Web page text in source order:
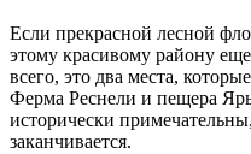
Если прекрасной лесной
этому красивому району
всего, это два места,
Ферма Реснели и пещера
исторически
заканчивается.